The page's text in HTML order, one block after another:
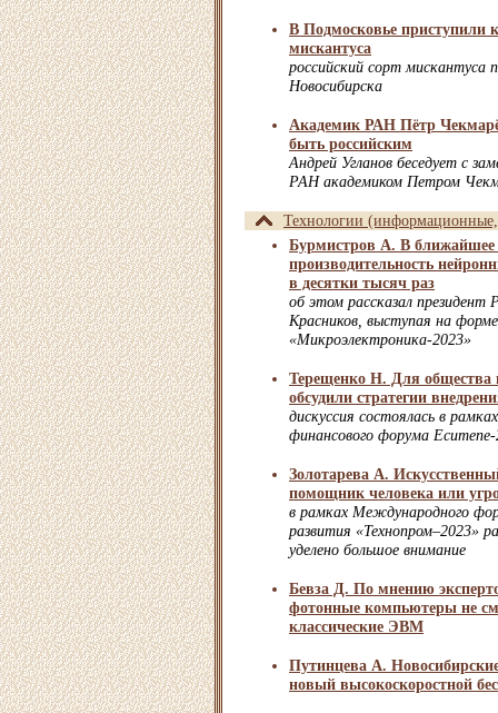
В Подмосковье приступили
мискантуса
российский сорт мискантуса
Новосибирска
Академик РАН Пётр
быть российским
Андрей Угланов беседует с
РАН академиком Петром
Технологии
Бурмистров А. В ближайшее
производительность
в десятки тысяч раз
об этом рассказал
Красников, выступая на форме
«Микроэлектроника-2023»
Терещенко Н. Для общества
обсудили стратегии
дискуссия состоялась в
финансового форума
Золотарева А.
помощник человека или
в рамках Международного
развития «Технопром–2023»
уделено большое внимание
Бевза Д. По мнению
фотонные компьютеры не
классические ЭВМ
Путинцева А.
новый высокоскоростной